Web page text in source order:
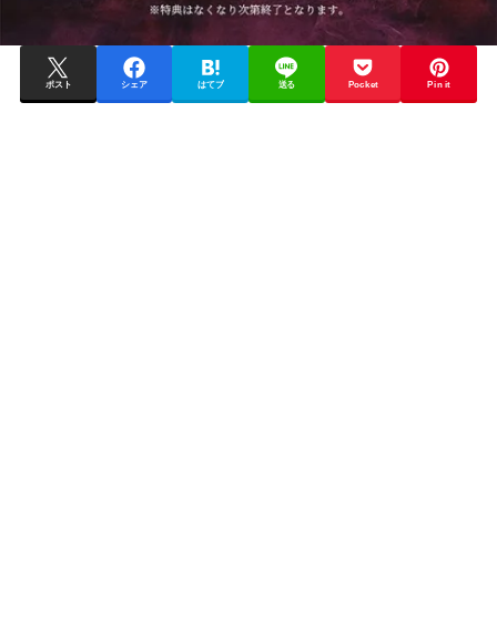
ポスト シェア はてブ 送る Pocket Pin it